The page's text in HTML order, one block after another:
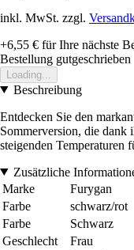
inkl. MwSt. zzgl.
+6,55 € für Ihre nächste
Bestellung gutgeschrieben
Loading...
Beschreibung
Entdecken Sie den
Sommerversion, die dank
steigenden Temperaturen
Zusätzliche
Marke
Furygan
Farbe
schwarz/rot
Farbe
Schwarz
Geschlecht
Frau